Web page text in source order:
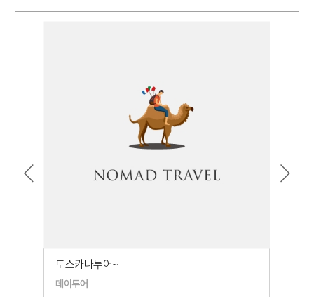
토스카나투어~
데이투어